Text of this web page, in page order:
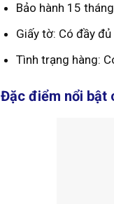
Bảo hành 15
Giấy tờ: Có đầy
Tình trạng hàng:
Đặc điểm nổi bật